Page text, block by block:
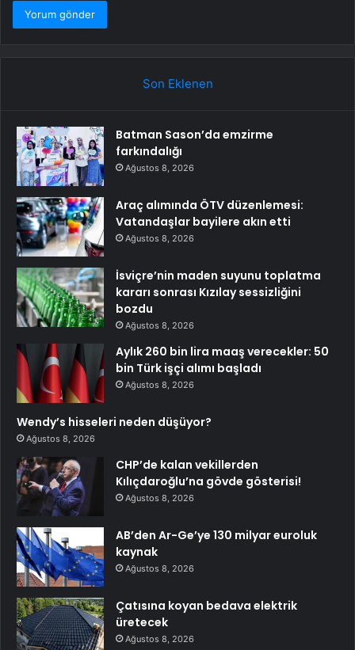
Son Eklenen
Batman Sason’da emzirme
farkındalığı
Ağustos 8, 2026
Araç alımında ÖTV düzenlemesi:
Vatandaşlar bayilere akın etti
Ağustos 8, 2026
İsviçre’nin maden suyunu toplatma
kararı sonrası Kızılay sessizliğini
bozdu
Ağustos 8, 2026
Aylık 260 bin lira maaş verecekler: 50
bin Türk işçi alımı başladı
Ağustos 8, 2026
Wendy’s hisseleri neden düşüyor?
Ağustos 8, 2026
CHP’de kalan vekillerden
Kılıçdaroğlu’na gövde gösterisi!
Ağustos 8, 2026
AB’den Ar-Ge’ye 130 milyar euroluk
kaynak
Ağustos 8, 2026
Çatısına koyan bedava elektrik
üretecek
Ağustos 8, 2026